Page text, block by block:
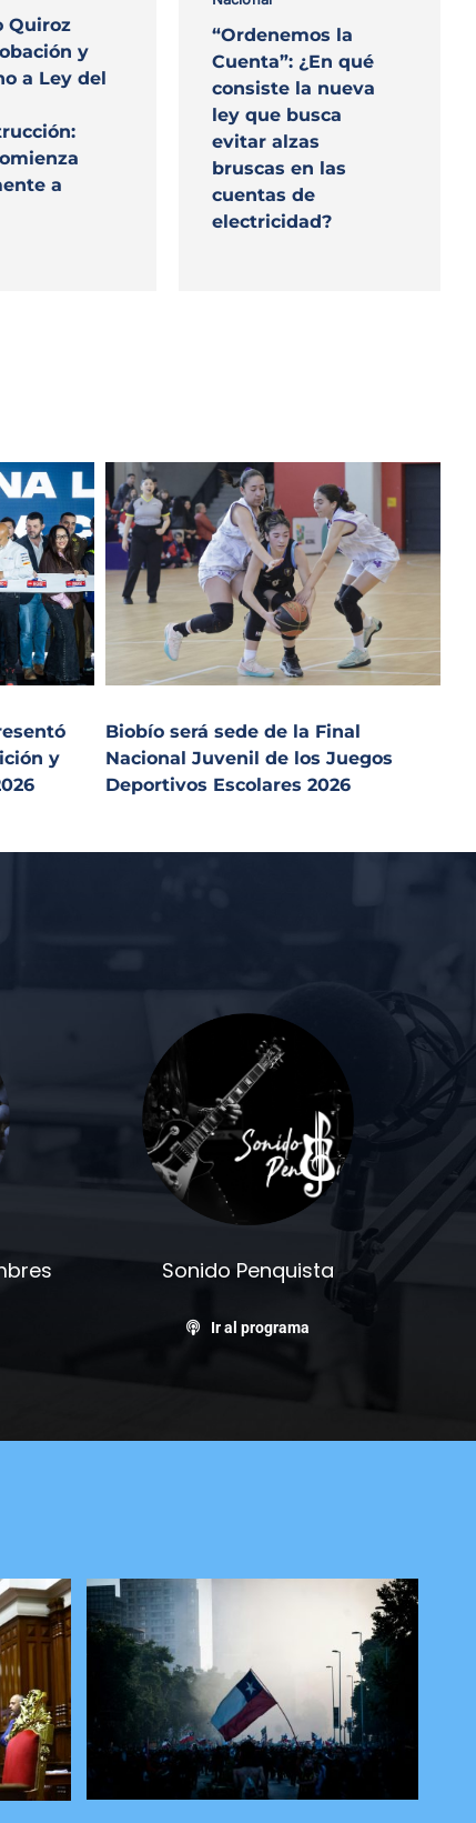
Quiroz
y
a Ley del
a
“Ordenemos la
Cuenta”: ¿En qué
consiste la nueva
ley que busca
evitar alzas
bruscas en las
cuentas de
electricidad?
y
Biobío será sede de la Final
Nacional Juvenil de los Juegos
Deportivos Escolares 2026
Sonido Penquista
Ir al programa